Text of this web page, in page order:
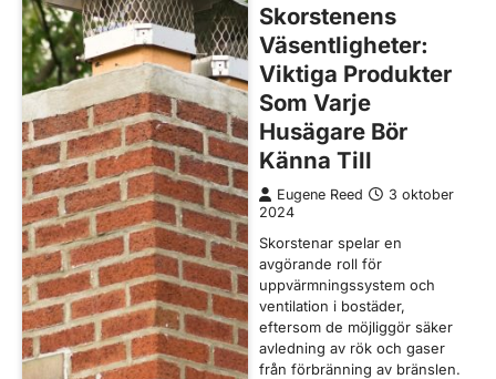
Skorstenens
Väsentligheter:
Viktiga Produkter
Som Varje
Husägare Bör
Känna Till
Eugene Reed
3 oktober
2024
Skorstenar spelar en
avgörande roll för
uppvärmningssystem och
ventilation i bostäder,
eftersom de möjliggör säker
avledning av rök och gaser
från förbränning av bränslen.